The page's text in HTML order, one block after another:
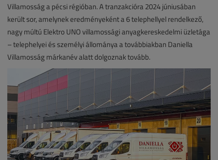
Villamosság a pécsi régióban. A tranzakcióra 2024 júniusában
került sor, amelynek eredményeként a 6 telephellyel rendelkező,
nagy múltú Elektro UNO villamossági anyagkereskedelmi üzletága
– telephelyei és személyi állománya a továbbiakban Daniella
Villamosság márkanév alatt dolgoznak tovább.